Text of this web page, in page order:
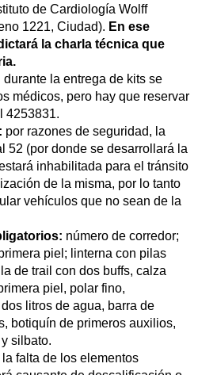
de Cardiología Wolff
1221, Ciudad). En ese
la charla técnica que
durante la entrega de kits se
médicos, pero hay que reservar
4253831.
por razones de seguridad, la
52 (por donde se desarrollará la
inhabilitada para el tránsito
de la misma, por lo tanto
vehículos que no sean de la
número de corredor;
piel; linterna con pilas
de trail con dos buffs, calza
piel, polar fino,
litros de agua, barra de
botiquín de primeros auxilios,
silbato.
la falta de los elementos